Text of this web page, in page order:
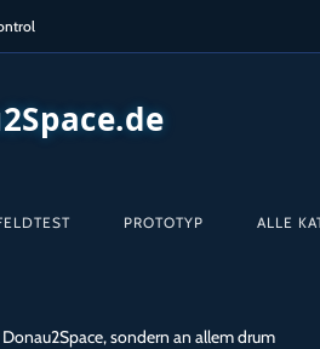
PROTOTYP ALLE
sondern an allem drum